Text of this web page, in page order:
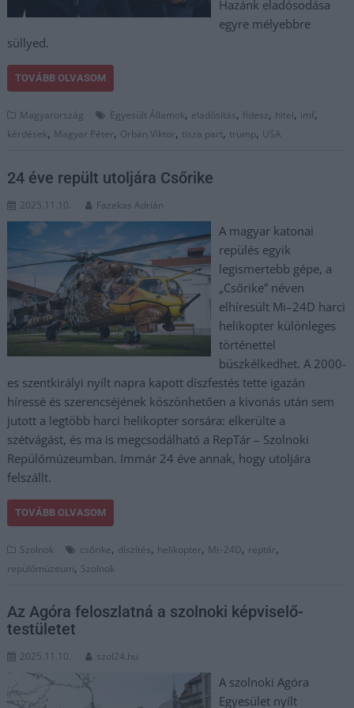
Hazánk eladósodása
egyre mélyebbre
süllyed.
TOVÁBB OLVASOM
Magyarország Egyesült Államok, eladósítás, fidesz, hitel, imf,
kérdések, Magyar Péter, Orbán Viktor, tisza part, trump, USA
24 éve repült utoljára Csőrike
2025.11.10. Fazekas Adrián
A magyar katonai
repülés egyik
legismertebb gépe, a
„Csőrike” néven
elhíresült Mi–24D harci
helikopter különleges
történettel
büszkélkedhet. A 2000-
es szentkirályi nyílt napra kapott díszfestés tette igazán
híressé és szerencséjének köszönhetően a kivonás után sem
jutott a legtöbb harci helikopter sorsára: elkerülte a
szétvágást, és ma is megcsodálható a RepTár – Szolnoki
Repülőmúzeumban. Immár 24 éve annak, hogy utoljára
felszállt.
TOVÁBB OLVASOM
Szolnok csőrike, díszítés, helikopter, Mi–24D, reptár,
repülőmúzeum, Szolnok
Az Agóra feloszlatná a szolnoki képviselő-
testületet
2025.11.10. szol24.hu
A szolnoki Agóra
Egyesület nyílt